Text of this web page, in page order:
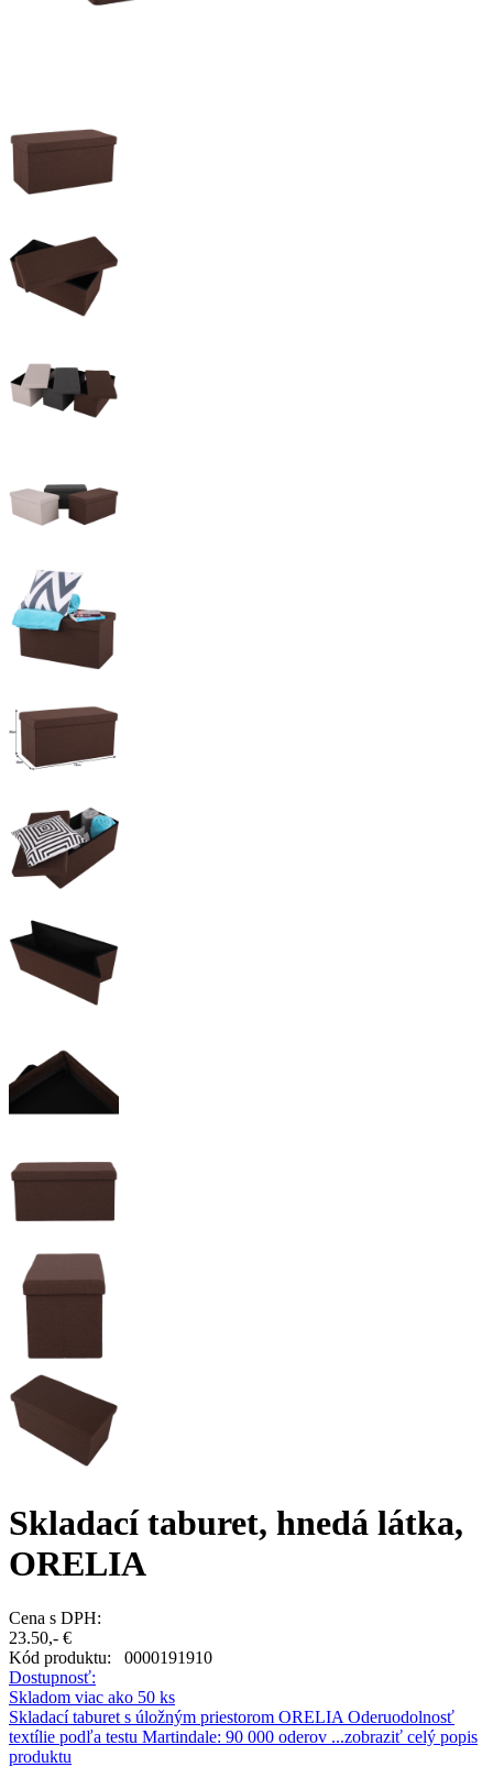
Skladací taburet, hnedá látka,
ORELIA
Cena s DPH:
23.50,- €
Kód produktu: 0000191910
Dostupnosť:
Skladom viac ako 50 ks
Skladací taburet s úložným priestorom ORELIA Oderuodolnosť
textílie podľa testu Martindale: 90 000 oderov ...zobraziť celý popis
produktu